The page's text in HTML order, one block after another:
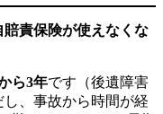
賠責保険が使えなくな
ら3年です（後遺障害
、事故から時間が経